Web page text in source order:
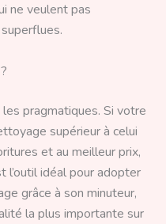
ne veulent pas
pragmatiques. Si votre
supérieur à celui
et au meilleur prix,
idéal pour adopter
grâce à son minuteur,
la plus importante sur